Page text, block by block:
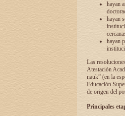
hayan
hayan
hayan
Las
Atestación
nauk” (en la
Educación
de origen del
Principales